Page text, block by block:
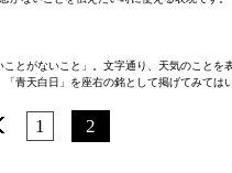
とがないこと」。文字通り、天気のこと
青天白日」を座右の銘として掲げてみては
1 2